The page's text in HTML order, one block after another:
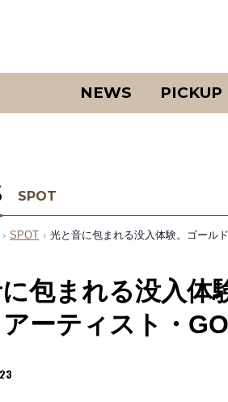
NEWS PICKUP
SPOT
› SPOT › 光と音に包まれる没入体験。ゴール
包まれる没入体
ーティスト・